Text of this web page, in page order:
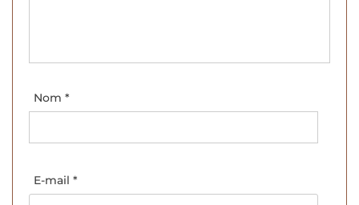
Nom *
E-mail *